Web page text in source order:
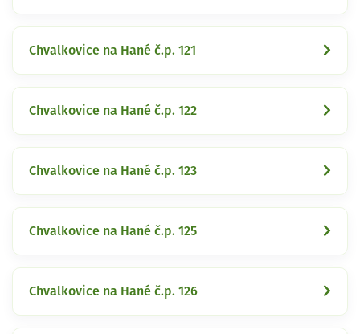
Chvalkovice na Hané č.p. 121
Chvalkovice na Hané č.p. 122
Chvalkovice na Hané č.p. 123
Chvalkovice na Hané č.p. 125
Chvalkovice na Hané č.p. 126